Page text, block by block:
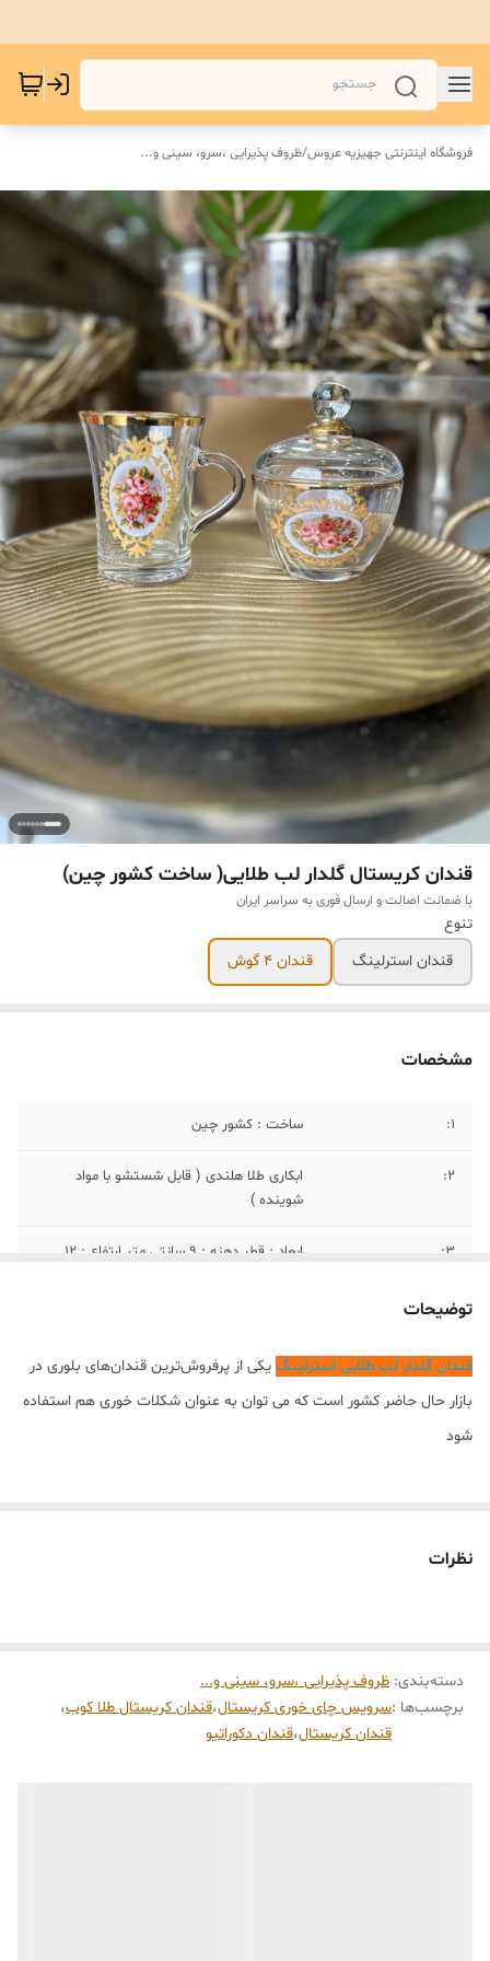
فروشگاه اینترنتی جهیزیه عروس/ظروف پذیرایی ،سرو، سینی و‌...
قندان کریستال گلدار لب طلایی( ساخت کشور چین)
با ضمانت اصالت و ارسال فوری به سراسر ایران
تنوع
قندان استرلینگ
قندان ۴ گوش
مشخصات
1: ساخت : کشور چین
2:
ابکاری طلا هلندی ( قابل شستشو با مواد
شوینده )
3:
ابعاد : قطر دهنه : ۹ سانتی متر ارتفاع : ۱۲
توضیحات
قندان گلدار لب طلایی استرلینگ یکی از پرفروش‌ترین قندان‌های بلوری در
بازار حال حاضر کشور است که می توان به عنوان شکلات خوری هم استفاده
شود
نظرات
دسته‌بندی: ظروف پذیرایی ،سرو، سینی و‌...
برچسب‌ها :سرویس چای خوری کریستال،قندان کریستال طلا کوب،
قندان کریستال،قندان دکوراتیو